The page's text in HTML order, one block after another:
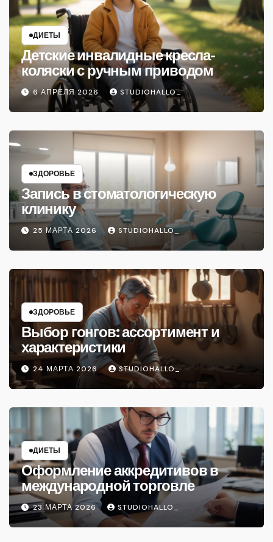
ДИЕТЫ
Детские инвалидные кресла-
коляски с ручным приводом
6 АПРЕЛЯ 2026 STUDIOHALLO_
ЗДОРОВЬЕ
Запись в стоматологическую
клинику
25 МАРТА 2026 STUDIOHALLO_
ЗДОРОВЬЕ
Выбор гонгов: ассортимент и
характеристики
24 МАРТА 2026 STUDIOHALLO_
ДИЕТЫ
Оформление аккредитивов в
международной торговле
23 МАРТА 2026 STUDIOHALLO_